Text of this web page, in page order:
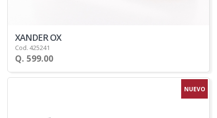
XANDER OX
Cod. 425241
Q. 599.00
NUEVO